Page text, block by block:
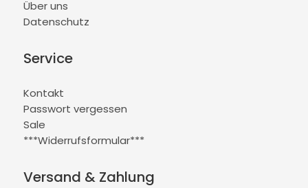
Über uns
Datenschutz
Service
Kontakt
Passwort vergessen
Sale
***Widerrufsformular***
Versand & Zahlung